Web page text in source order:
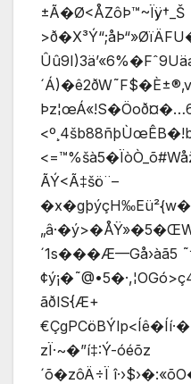
±Ã�Ø<ÅZôÞ™~Ïÿ†_Š
´Á)�ê2ðW˜F
ÃÝ<Ã‡šö¨–
´1s���Æ—Gå›àã5
ãðlS{Æ+
zÏ·~�”í‡:Ý-óéõz
´õ�zôÄ÷Ï